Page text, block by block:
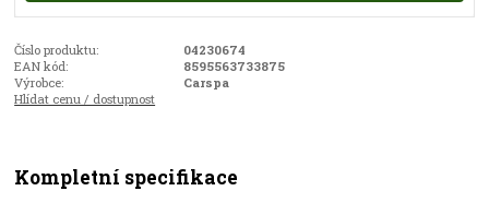
Číslo produktu:
04230674
EAN kód:
8595563733875
Výrobce:
Carspa
Hlídat cenu / dostupnost
Kompletní specifikace